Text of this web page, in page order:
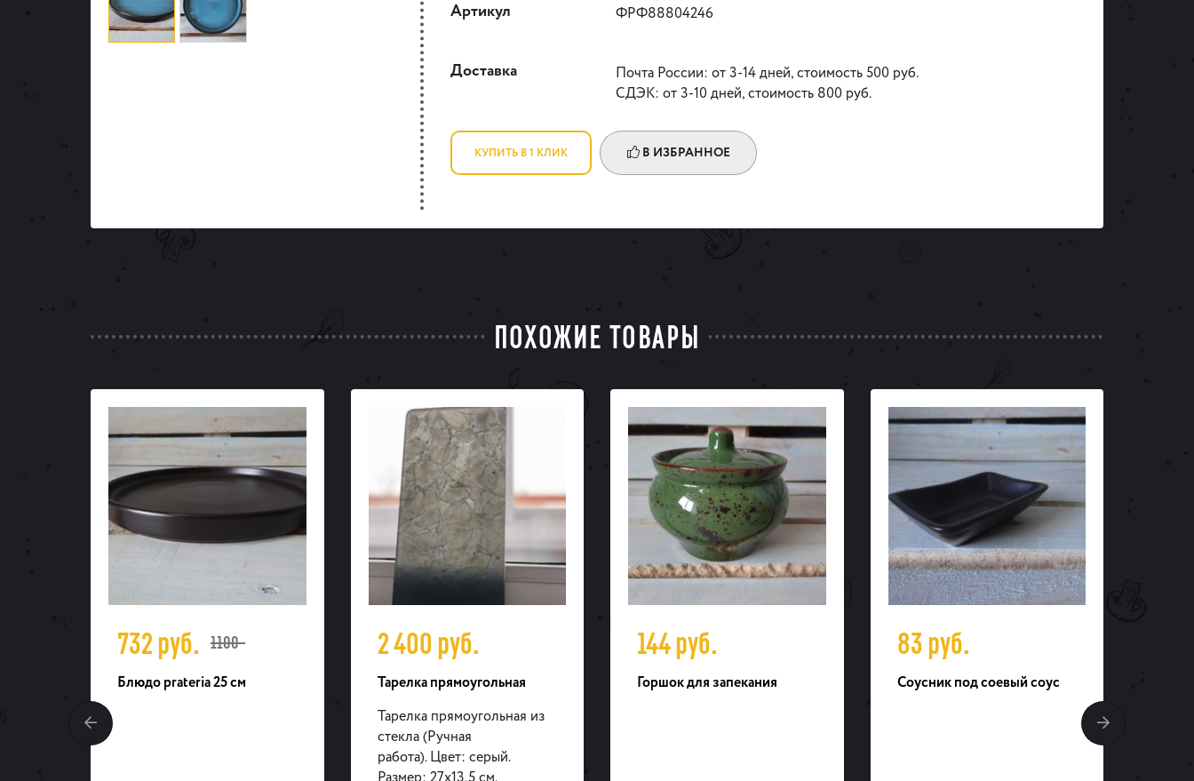
Артикул ФРФ88804246
Доставка
Почта России: от 3-14 дней, стоимость 500 руб.
СДЭК: от 3-10 дней, стоимость 800 руб.
КУПИТЬ В 1 КЛИК В ИЗБРАННОЕ
ПОХОЖИЕ ТОВАРЫ
732руб. 1100-
Блюдо prateria 25 см
2 400руб.
Тарелка прямоугольная
Тарелка прямоугольная из
стекла (Ручная
работа). Цвет: серый.
144руб.
Горшок для запекания
83руб.
Соусник под соевый соус